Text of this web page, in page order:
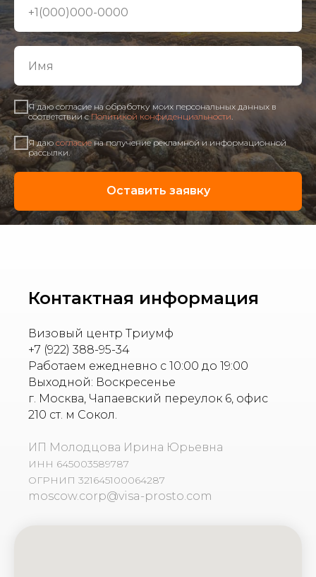
Я даю согласие на обработку моих персональных данных в
соответствии сПолитикой конфиденциальности
Я даю согласиена получение рекламной и информационной
рассылки.
Оставить заявку
Контактная информация
Визовый центр Триумф
+7 (922) 388-95-34
Работаем ежедневно с 10:00 до 19:00
Выходной: Воскресенье
г. Москва, Чапаевский переулок 6, офис
210 ст. м Сокол.
ИП Молодцова Ирина Юрьевна
ИНН 645003589787
ОГРНИП 321645100064287
moscow.corp@visa-prosto.com